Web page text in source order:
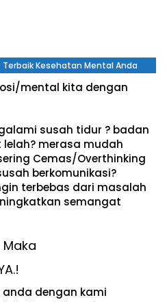
Kesehatan Mental Anda
mental kita dengan
susah tidur ? badan
merasa mudah
Cemas/Overthinking
berkomunikasi?
terbebas dari masalah
semangat
dengan kami